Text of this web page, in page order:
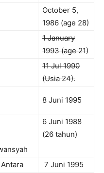
October 5,
1986 (age 28)
1 January
1993 (age 21)
11 Jul 1990
(Usia 24).
8 Juni 1995
6 Juni 1988
(26 tahun)
7 Juni 1995